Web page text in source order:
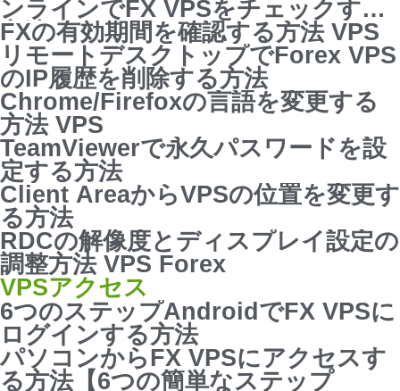
ンラインでFX VPSをチェックする
方法
FXの有効期間を確認する方法 VPS
リモートデスクトップでForex VPS
のIP履歴を削除する方法
Chrome/Firefoxの言語を変更する
方法 VPS
TeamViewerで永久パスワードを設
定する方法
Client AreaからVPSの位置を変更す
る方法
RDCの解像度とディスプレイ設定の
調整方法 VPS Forex
VPSアクセス
6つのステップAndroidでFX VPSに
ログインする方法
パソコンからFX VPSにアクセスす
る方法【6つの簡単なステップ